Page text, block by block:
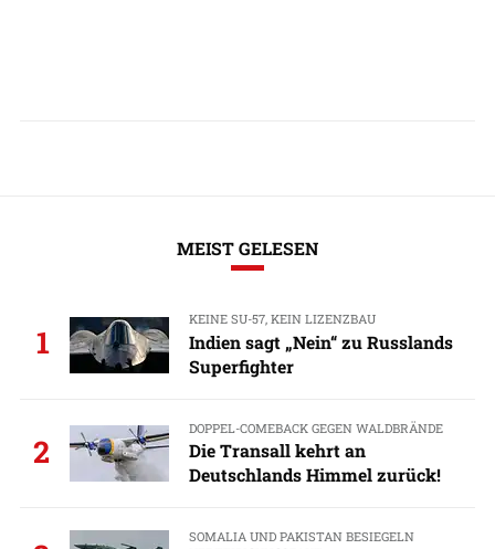
MEIST GELESEN
1
KEINE SU-57, KEIN LIZENZBAU
Indien sagt „Nein“ zu Russlands
Superfighter
2
DOPPEL-COMEBACK GEGEN WALDBRÄNDE
Die Transall kehrt an
Deutschlands Himmel zurück!
SOMALIA UND PAKISTAN BESIEGELN